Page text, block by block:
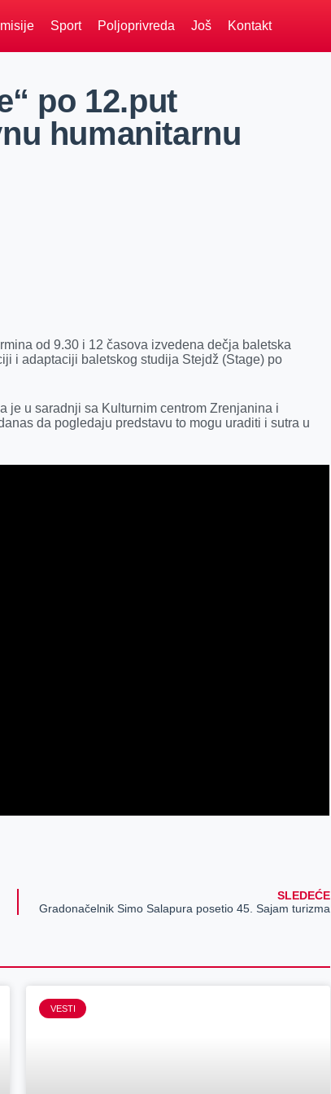
Sport Poljoprivreda Još Kontakt
po 12.put
humanitarnu
od 9.30 i 12 časova izvedena dečja baletska
i adaptaciji baletskog studija Stejdž (Stage) po
je u saradnji sa Kulturnim centrom Zrenjanina i
da pogledaju predstavu to mogu uraditi i sutra u
SLEDEĆE
Gradonačelnik Simo Salapura posetio 45. Sajam turizma
VESTI